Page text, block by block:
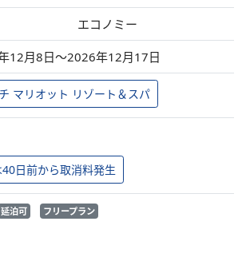
エコノミー
12月8日～2026年12月17日
マリオット リゾート＆スパ
日前から取消料発生
延泊可 フリープラン